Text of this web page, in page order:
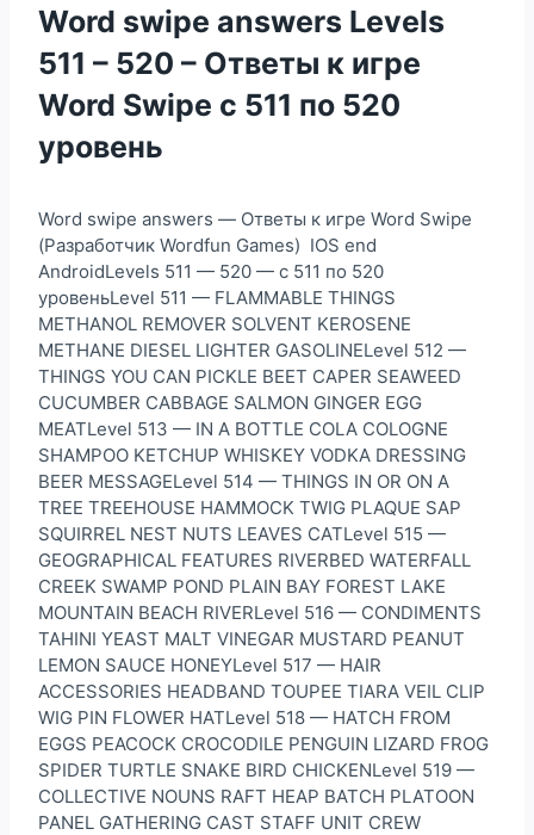
Word swipe answers Levels
511 – 520 – Ответы к игре
Word Swipe с 511 по 520
уровень
Word swipe answers — Ответы к игре Word Swipe
(Разработчик Wordfun Games) IOS end
AndroidLevels 511 — 520 — с 511 по 520
уровеньLevel 511 — FLAMMABLE THINGS
METHANOL REMOVER SOLVENT KEROSENE
METHANE DIESEL LIGHTER GASOLINELevel 512 —
THINGS YOU CAN PICKLE BEET CAPER SEAWEED
CUCUMBER CABBAGE SALMON GINGER EGG
MEATLevel 513 — IN A BOTTLE COLA COLOGNE
SHAMPOO KETCHUP WHISKEY VODKA DRESSING
BEER MESSAGELevel 514 — THINGS IN OR ON A
TREE TREEHOUSE HAMMOCK TWIG PLAQUE SAP
SQUIRREL NEST NUTS LEAVES CATLevel 515 —
GEOGRAPHICAL FEATURES RIVERBED WATERFALL
CREEK SWAMP POND PLAIN BAY FOREST LAKE
MOUNTAIN BEACH RIVERLevel 516 — CONDIMENTS
TAHINI YEAST MALT VINEGAR MUSTARD PEANUT
LEMON SAUCE HONEYLevel 517 — HAIR
ACCESSORIES HEADBAND TOUPEE TIARA VEIL CLIP
WIG PIN FLOWER HATLevel 518 — HATCH FROM
EGGS PEACOCK CROCODILE PENGUIN LIZARD FROG
SPIDER TURTLE SNAKE BIRD CHICKENLevel 519 —
COLLECTIVE NOUNS RAFT HEAP BATCH PLATOON
PANEL GATHERING CAST STAFF UNIT CREW